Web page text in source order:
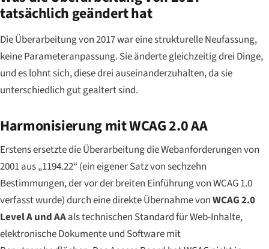
tatsächlich geändert hat
Die Überarbeitung von 2017 war eine strukturelle Neufassung,
keine Parameteranpassung. Sie änderte gleichzeitig drei Dinge,
und es lohnt sich, diese drei auseinanderzuhalten, da sie
unterschiedlich gut gealtert sind.
Harmonisierung mit WCAG 2.0 AA
Erstens ersetzte die Überarbeitung die Webanforderungen von
2001 aus „1194.22“ (ein eigener Satz von sechzehn
Bestimmungen, der vor der breiten Einführung von WCAG 1.0
verfasst wurde) durch eine direkte Übernahme vonWCAG 2.0
Level A und AAals technischen Standard für Web-Inhalte,
elektronische Dokumente und Software mit